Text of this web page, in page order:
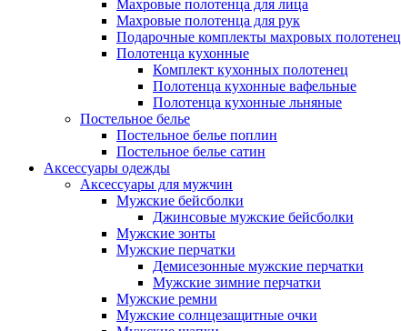
Махровые полотенца для лица
Махровые полотенца для рук
Подарочные комплекты махровых полотенец
Полотенца кухонные
Комплект кухонных полотенец
Полотенца кухонные вафельные
Полотенца кухонные льняные
Постельное белье
Постельное белье поплин
Постельное белье сатин
Аксессуары одежды
Аксессуары для мужчин
Мужские бейсболки
Джинсовые мужские бейсболки
Мужские зонты
Мужские перчатки
Демисезонные мужские перчатки
Мужские зимние перчатки
Мужские ремни
Мужские солнцезащитные очки